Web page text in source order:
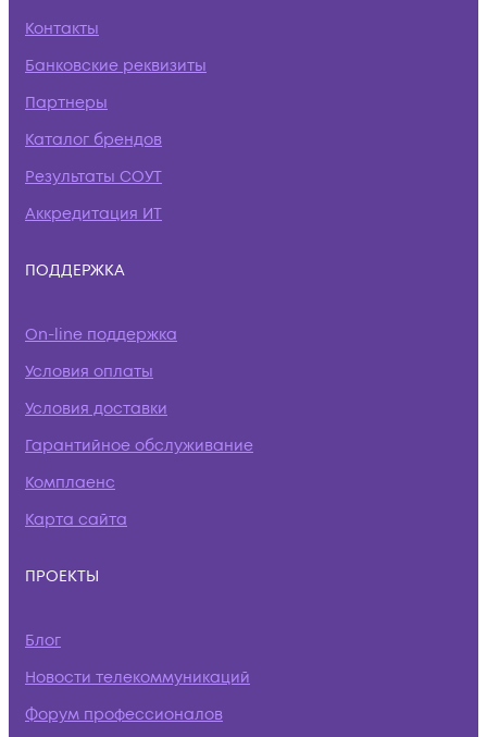
Контакты
Банковские реквизиты
Партнеры
Каталог брендов
Результаты СОУТ
Аккредитация ИТ
ПОДДЕРЖКА
On-line поддержка
Условия оплаты
Условия доставки
Гарантийное обслуживание
Комплаенс
Карта сайта
ПРОЕКТЫ
Блог
Новости телекоммуникаций
Форум профессионалов